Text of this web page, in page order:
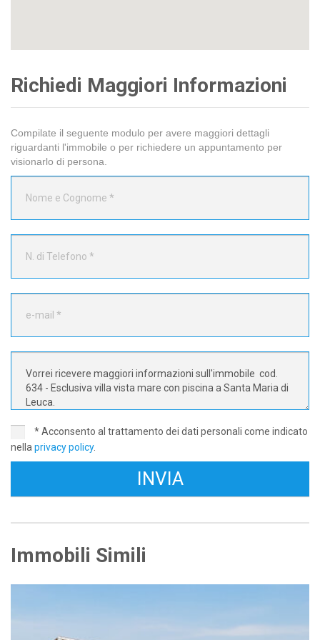
Richiedi Maggiori Informazioni
Compilate il seguente modulo per avere maggiori dettagli
riguardanti l'immobile o per richiedere un appuntamento per
visionarlo di persona.
* Acconsento al trattamento dei dati personali come indicato
nella privacy policy.
Immobili Simili